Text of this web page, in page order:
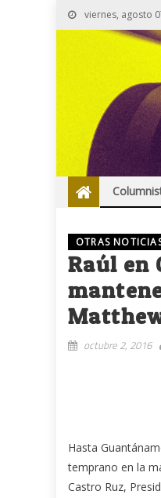
viernes, agosto
OTRAS
Raúl en
octubre 2, 2016
Hasta
temprano en la
Castro Ruz,